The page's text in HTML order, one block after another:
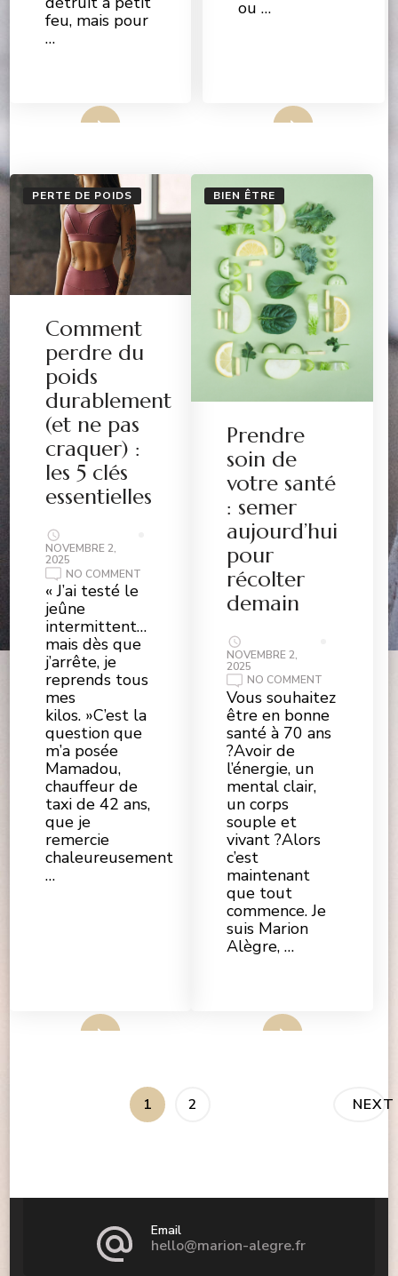
feu, mais pour
…
ou …
PERTE DE POIDS
Comment
perdre du
poids
durablement
(et ne pas
craquer) :
les 5 clés
essentielles
NOVEMBRE 2,
2025
NO COMMENT
DURABLEMENT
(ET
CRAQUER)
:
5
CLÉS
ESSENTIELLES
« J’ai testé le
jeûne
intermittent…
mais dès que
j’arrête, je
reprends tous
mes
kilos. »C’est la
question que
m’a posée
Mamadou,
chauffeur de
taxi de 42 ans,
que je
remercie
chaleureusement
…
BIEN ÊTRE
Prendre
soin de
votre santé
: semer
aujourd’hui
pour
récolter
demain
NOVEMBRE 2,
2025
NO COMMENT
SOIN
DE
VOTRE
SANTÉ
Vous souhaitez
être en bonne
santé à 70 ans
?Avoir de
l’énergie, un
mental clair,
un corps
souple et
vivant ?Alors
c’est
maintenant
que tout
commence. Je
suis Marion
Alègre, …
Pagination
PAGE
1 PAGE
2 NEXT
Email
hello@marion-alegre.fr